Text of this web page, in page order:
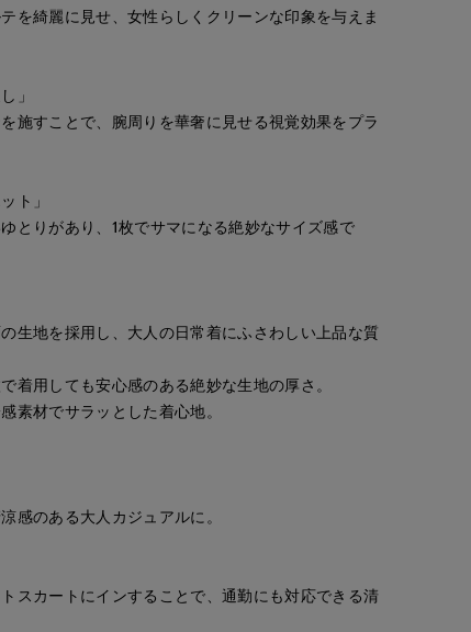
を綺麗に見せ、女性らしくクリーンな印象を与えま
」
施すことで、腕周りを華奢に見せる視覚効果をプラ
ト」
とりがあり、1枚でサマになる絶妙なサイズ感で
生地を採用し、大人の日常着にふさわしい上品な質
着用しても安心感のある絶妙な生地の厚さ。
素材でサラッとした着心地。
感のある大人カジュアルに。
スカートにインすることで、通勤にも対応できる清